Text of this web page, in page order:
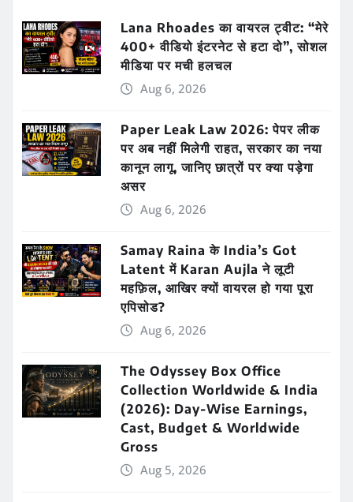
Lana Rhoades का वायरल ट्वीट: “मेरे
400+ वीडियो इंटरनेट से हटा दो”, सोशल
मीडिया पर मची हलचल
Aug 6, 2026
Paper Leak Law 2026: पेपर लीक
पर अब नहीं मिलेगी राहत, सरकार का नया
कानून लागू, जानिए छात्रों पर क्या पड़ेगा
असर
Aug 6, 2026
Samay Raina के India’s Got
Latent में Karan Aujla ने लूटी
महफ़िल, आखिर क्यों वायरल हो गया पूरा
एपिसोड?
Aug 6, 2026
The Odyssey Box Office
Collection Worldwide & India
(2026): Day-Wise Earnings,
Cast, Budget & Worldwide
Gross
Aug 5, 2026